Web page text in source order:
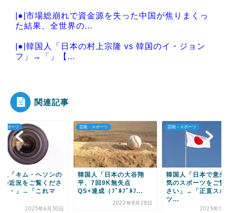
|●|市場総崩れで資金源を失った中国が焦りまくっ
た結果、全世界の...
|●|韓国人「日本の村上宗隆 vs 韓国のイ・ジョン
フ」→「」【...
Powered by livedoor 相互RSS
関連記事
スポーツ
人「キム・ヘソンの
の近況をご覧くださ
・・」→「これマ
2025年6月30日
芸能・スポーツ
韓国人「日本の大谷翔
平、7回9K無失点
QS+達成（ﾌﾞﾙﾌﾞﾙﾌ...
2022年8月28日
芸能・スポーツ
韓国人「日本で意外
気のスポーツをご覧
さい」→「正直スポ
ツ...
2023年10